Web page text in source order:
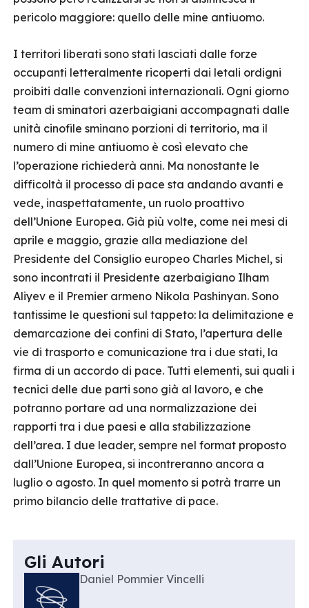
pericolo maggiore: quello delle mine antiuomo.
I territori liberati sono stati lasciati dalle forze
occupanti letteralmente ricoperti dai letali ordigni
proibiti dalle convenzioni internazionali. Ogni giorno
team di sminatori azerbaigiani accompagnati dalle
unità cinofile sminano porzioni di territorio, ma il
numero di mine antiuomo è così elevato che
l’operazione richiederà anni. Ma nonostante le
difficoltà il processo di pace sta andando avanti e
vede, inaspettatamente, un ruolo proattivo
dell’Unione Europea. Già più volte, come nei mesi di
aprile e maggio, grazie alla mediazione del
Presidente del Consiglio europeo Charles Michel, si
sono incontrati il Presidente azerbaigiano Ilham
Aliyev e il Premier armeno Nikola Pashinyan. Sono
tantissime le questioni sul tappeto: la delimitazione e
demarcazione dei confini di Stato, l’apertura delle
vie di trasporto e comunicazione tra i due stati, la
firma di un accordo di pace. Tutti elementi, sui quali i
tecnici delle due parti sono già al lavoro, e che
potranno portare ad una normalizzazione dei
rapporti tra i due paesi e alla stabilizzazione
dell’area. I due leader, sempre nel format proposto
dall’Unione Europea, si incontreranno ancora a
luglio o agosto. In quel momento si potrà trarre un
primo bilancio delle trattative di pace.
Gli Autori
Daniel Pommier Vincelli